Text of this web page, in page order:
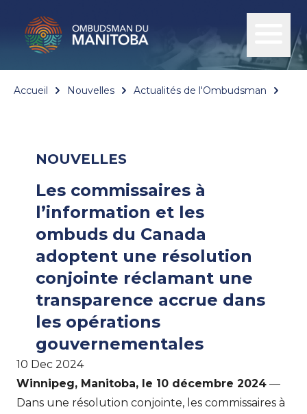
Accueil Nouvelles Actualités de l'Ombudsman
NOUVELLES
Les commissaires à
l’information et les
ombuds du Canada
adoptent une résolution
conjointe réclamant une
transparence accrue dans
les opérations
gouvernementales
10 Dec 2024
Winnipeg, Manitoba, le 10 décembre 2024 —
Dans une résolution conjointe, les commissaires à